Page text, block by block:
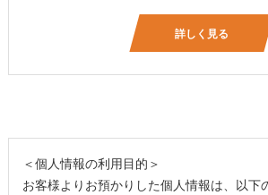
詳しく見る
＜個人情報の利用目的＞
お客様よりお預かりした個人情報は、以下